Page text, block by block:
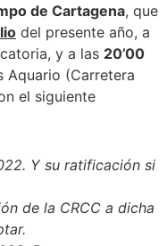
de Cartagena, que
del presente año, a
y a las 20’00
Aquario (Carretera
el siguiente
Y su ratificación si
de la CRCC a dicha